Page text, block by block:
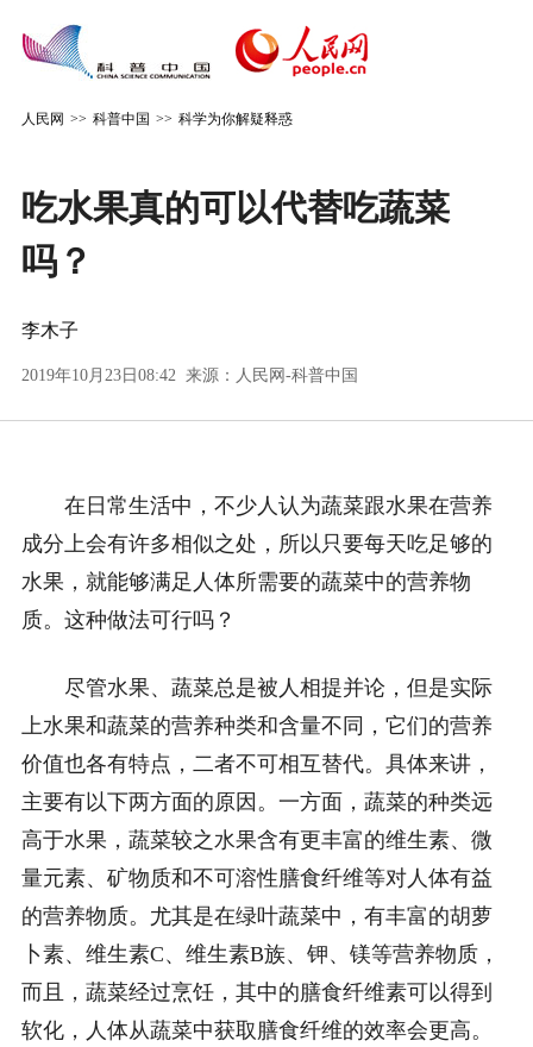
人民网 >> 科普中国 >> 科学为你解疑释惑
吃水果真的可以代替吃蔬菜
吗？
李木子
2019年10月23日08:42 来源： 人民网-科普中国
在日常生活中，不少人认为蔬菜跟水果在营养
成分上会有许多相似之处，所以只要每天吃足够的
水果，就能够满足人体所需要的蔬菜中的营养物
质。这种做法可行吗？
尽管水果、蔬菜总是被人相提并论，但是实际
上水果和蔬菜的营养种类和含量不同，它们的营养
价值也各有特点，二者不可相互替代。具体来讲，
主要有以下两方面的原因。一方面，蔬菜的种类远
高于水果，蔬菜较之水果含有更丰富的维生素、微
量元素、矿物质和不可溶性膳食纤维等对人体有益
的营养物质。尤其是在绿叶蔬菜中，有丰富的胡萝
卜素、维生素C、维生素B族、钾、镁等营养物质，
而且，蔬菜经过烹饪，其中的膳食纤维素可以得到
软化，人体从蔬菜中获取膳食纤维的效率会更高。